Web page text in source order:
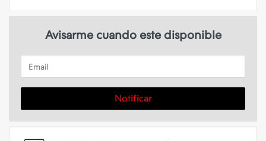
Avisarme cuando este disponible
Email
Notificar